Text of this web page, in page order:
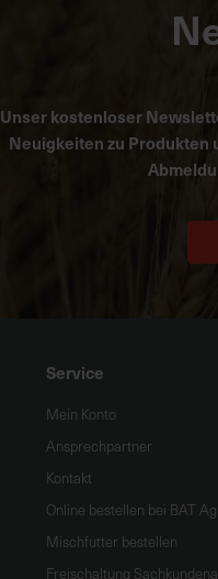
Unser kostenloser
Neuigkeiten zu Produkten
Service
Mein Konto
Ansprechpartner
Kontakt
Online bestellen bei BAT
Mischfutter bestellen
Freischaltung